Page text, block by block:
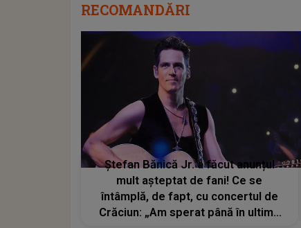
RECOMANDĂRI
Ștefan Bănică Jr. a făcut anunțul
mult așteptat de fani! Ce se
întâmplă, de fapt, cu concertul de
Crăciun: „Am sperat până în ultima